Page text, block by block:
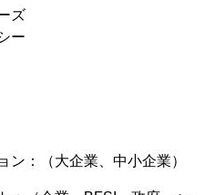
ズ
ー
ン：（大企業、中小企業）